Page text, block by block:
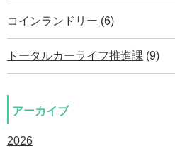
コインランドリー (6)
トータルカーライフ推進課 (9)
アーカイブ
2026